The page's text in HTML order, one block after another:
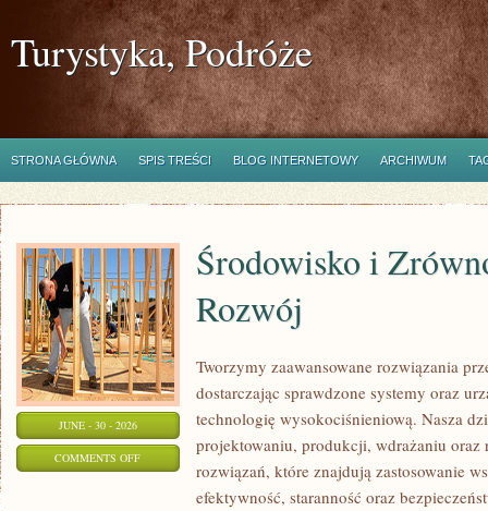
Turystyka, Podróże
STRONA GŁÓWNA SPIS TREŚCI BLOG INTERNETOWY ARCHIWUM
JUNE - 30 - 2026
COMMENTS OFFON
Środowisko i
Rozwój
Tworzymy zaawansowane rozwiązania
dostarczając sprawdzone systemy oraz
technologię wysokociśnieniową. Nasza
projektowaniu, produkcji, wdrażaniu oraz
rozwiązań, które znajdują zastosowanie
efektywność, staranność oraz